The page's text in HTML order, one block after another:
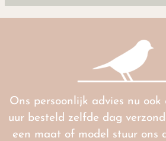
Ons persoonlijk advies nu ook
uur besteld zelfde dag
een maat of model stuur ons